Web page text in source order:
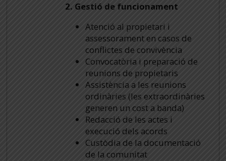
2. Gestió de funcionament
Atenció al propietari i
assessorament en casos de
conflictes de convivència
Convocatòria i preparació de
reunions de propietaris
Assistència a les reunions
ordinàries (les extraordinàries
generen un cost a banda)
Redacció de les actes i
execució dels acords
Custòdia de la documentació
de la comunitat